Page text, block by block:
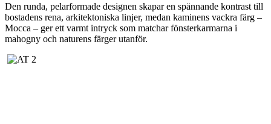
Den runda, pelarformade designen skapar en spännande kontrast till
bostadens rena, arkitektoniska linjer, medan kaminens vackra färg –
Mocca – ger ett varmt intryck som matchar fönsterkarmarna i
mahogny och naturens färger utanför.